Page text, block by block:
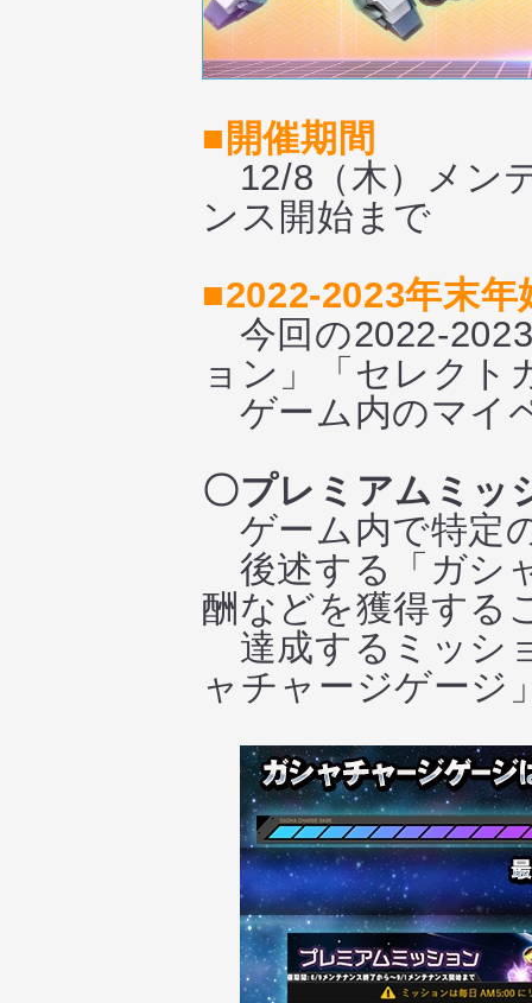
■開催期間
12/8（木）メン
ンス開始まで
■2022-2023年末
今回の2022-
ョン」「セレクト
ゲーム内のマイ
〇プレミアムミッ
ゲーム内で特定
後述する「ガシ
酬などを獲得する
達成するミッシ
ャチャージゲージ